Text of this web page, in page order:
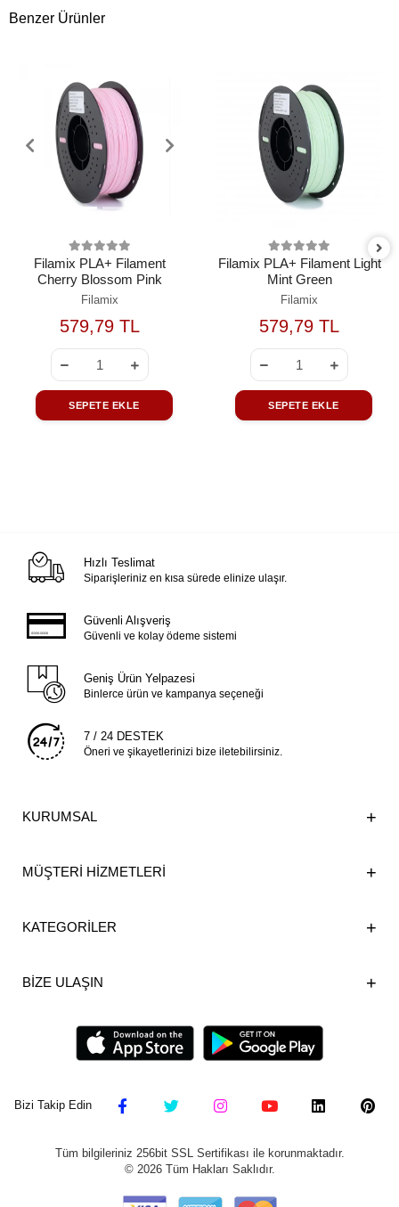
Benzer Ürünler
Filamix PLA+ Filament
Cherry Blossom Pink
Filamix
579,79 TL
SEPETE EKLE
Filamix PLA+ Filament Light
Mint Green
Filamix
579,79 TL
SEPETE EKLE
Hızlı Teslimat
Siparişleriniz en kısa sürede elinize ulaşır.
Güvenli Alışveriş
Güvenli ve kolay ödeme sistemi
Geniş Ürün Yelpazesi
Binlerce ürün ve kampanya seçeneği
7 / 24 DESTEK
Öneri ve şikayetlerinizi bize iletebilirsiniz.
KURUMSAL
MÜŞTERİ HİZMETLERİ
KATEGORİLER
BİZE ULAŞIN
Bizi Takip Edin
Tüm bilgileriniz 256bit SSL Sertifikası ile korunmaktadır.
© 2026Tüm Hakları Saklıdır.